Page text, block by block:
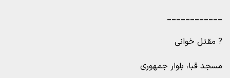
____________
? مقتل خوانی
مسجد قبا، بلوار جمهوری